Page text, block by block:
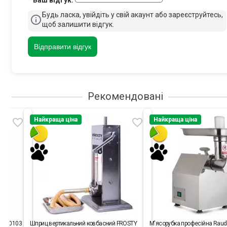
Будь ласка, увійдіть у свій акаунт або зареєструйтесь,
щоб залишити відгук.
Відправити відгук
Рекомендовані
0103
Найкраща ціна
Шприц вертикальний ковбасний FROSTY
Найкраща ціна
М'ясорубка професійна